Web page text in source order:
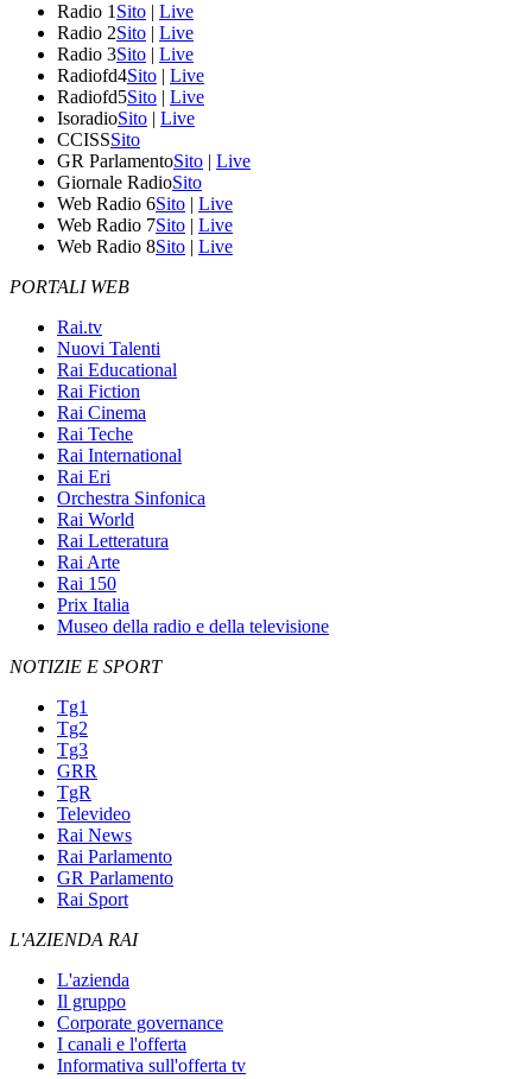
Radio 1 Sito | Live
Radio 2Sito | Live
Radio 3Sito | Live
Radiofd4Sito | Live
Radiofd5Sito | Live
IsoradioSito | Live
CCISSSito
GR ParlamentoSito | Live
Giornale RadioSito
Web Radio 6Sito | Live
Web Radio 7Sito | Live
Web Radio 8Sito | Live
PORTALI WEB
Rai.tv
Nuovi Talenti
Rai Educational
Rai Fiction
Rai Cinema
Rai Teche
Rai International
Rai Eri
Orchestra Sinfonica
Rai World
Rai Letteratura
Rai Arte
Rai 150
Prix Italia
Museo della radio e della televisione
NOTIZIE E SPORT
Tg1
Tg2
Tg3
GRR
TgR
Televideo
Rai News
Rai Parlamento
GR Parlamento
Rai Sport
L'AZIENDA RAI
L'azienda
Il gruppo
Corporate governance
I canali e l'offerta
Informativa sull'offerta tv